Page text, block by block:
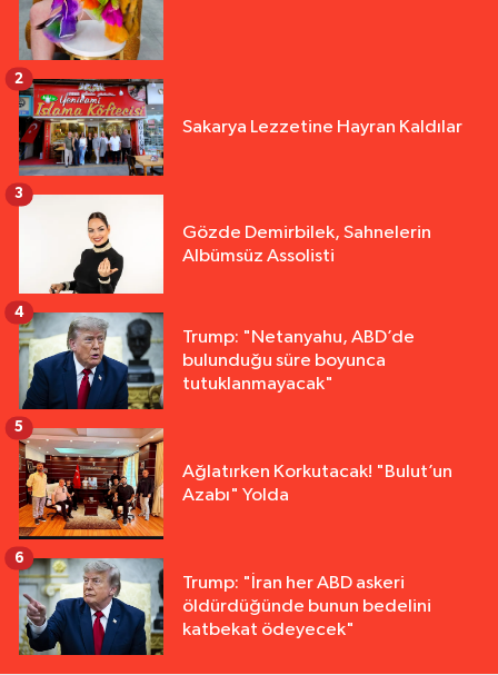
Sakarya Lezzetine Hayran Kaldılar
2
Gözde Demirbilek, Sahnelerin
Albümsüz Assolisti
3
Trump: "Netanyahu, ABD’de
bulunduğu süre boyunca
tutuklanmayacak"
4
Ağlatırken Korkutacak! "Bulut’un
Azabı" Yolda
5
Trump: "İran her ABD askeri
öldürdüğünde bunun bedelini
katbekat ödeyecek"
6